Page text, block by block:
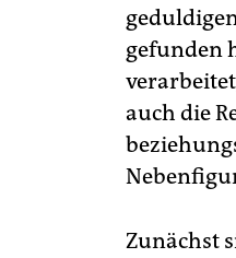
gefunden
auch die
Zunächst